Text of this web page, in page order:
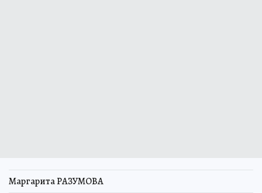
Маргарита РАЗУМОВА